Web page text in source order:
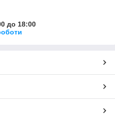
до 18:00